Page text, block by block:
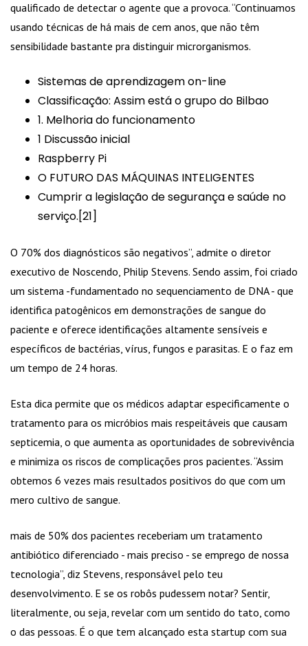
qualificado de detectar o agente que a provoca. “Continuamos
usando técnicas de há mais de cem anos, que não têm
sensibilidade bastante pra distinguir microrganismos.
Sistemas de aprendizagem on-line
Classificação: Assim está o grupo do Bilbao
1. Melhoria do funcionamento
1 Discussão inicial
Raspberry Pi
O FUTURO DAS MÁQUINAS INTELIGENTES
Cumprir a legislação de segurança e saúde no
serviço.[21]
O 70% dos diagnósticos são negativos”, admite o diretor
executivo de Noscendo, Philip Stevens. Sendo assim, foi criado
um sistema -fundamentado no sequenciamento de DNA - que
identifica patogênicos em demonstrações de sangue do
paciente e oferece identificações altamente sensíveis e
específicos de bactérias, vírus, fungos e parasitas. E o faz em
um tempo de 24 horas.
Esta dica permite que os médicos adaptar especificamente o
tratamento para os micróbios mais respeitáveis que causam
septicemia, o que aumenta as oportunidades de sobrevivência
e minimiza os riscos de complicações pros pacientes. “Assim
obtemos 6 vezes mais resultados positivos do que com um
mero cultivo de sangue.
mais de 50% dos pacientes receberiam um tratamento
antibiótico diferenciado - mais preciso - se emprego de nossa
tecnologia”, diz Stevens, responsável pelo teu
desenvolvimento. E se os robôs pudessem notar? Sentir,
literalmente, ou seja, revelar com um sentido do tato, como
o das pessoas. É o que tem alcançado esta startup com sua